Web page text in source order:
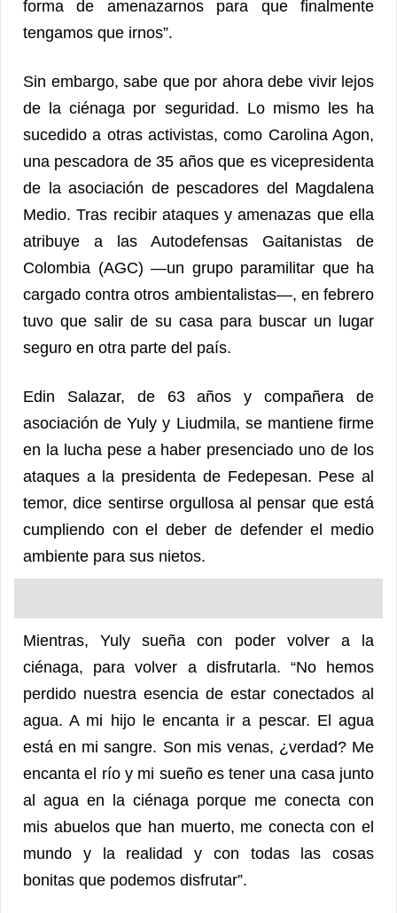
forma de amenazarnos para que finalmente
tengamos que irnos”.
Sin embargo, sabe que por ahora debe vivir lejos
de la ciénaga por seguridad. Lo mismo les ha
sucedido a otras activistas, como Carolina Agon,
una pescadora de 35 años que es vicepresidenta
de la asociación de pescadores del Magdalena
Medio. Tras recibir ataques y amenazas que ella
atribuye a las Autodefensas Gaitanistas de
Colombia (AGC) —un grupo paramilitar que ha
cargado contra otros ambientalistas—, en febrero
tuvo que salir de su casa para buscar un lugar
seguro en otra parte del país.
Edin Salazar, de 63 años y compañera de
asociación de Yuly y Liudmila, se mantiene firme
en la lucha pese a haber presenciado uno de los
ataques a la presidenta de Fedepesan. Pese al
temor, dice sentirse orgullosa al pensar que está
cumpliendo con el deber de defender el medio
ambiente para sus nietos.
Mientras, Yuly sueña con poder volver a la
ciénaga, para volver a disfrutarla. “No hemos